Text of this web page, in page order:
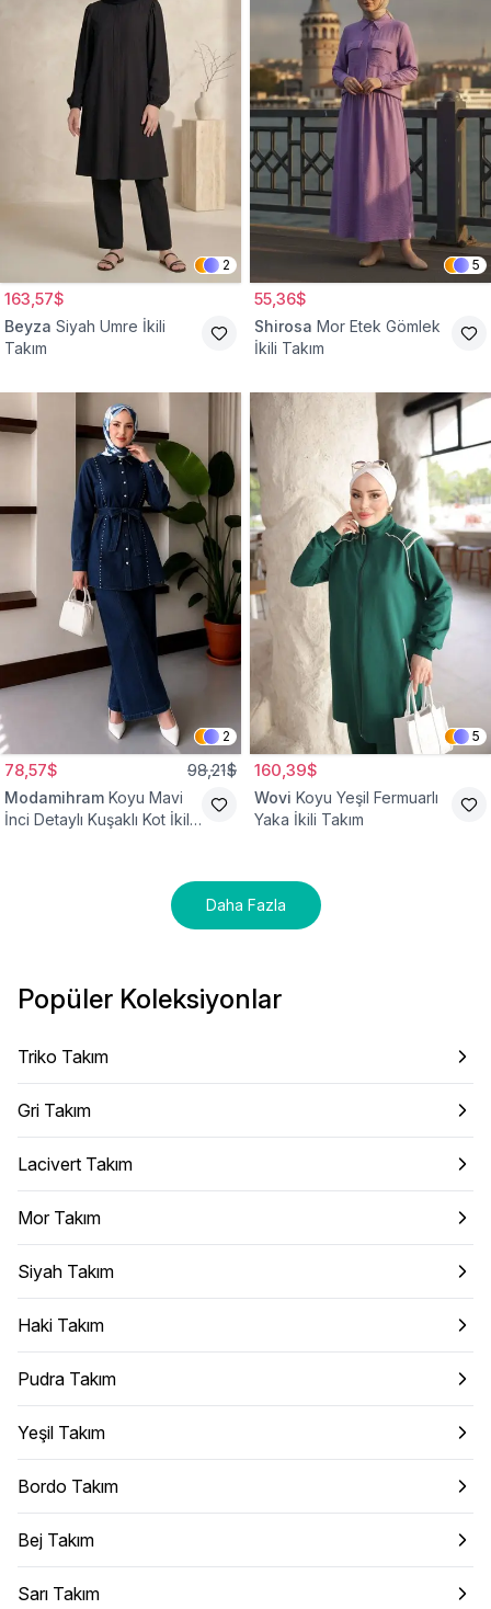
2
163,57$
Beyza Siyah Umre İkili
Takım
5
55,36$
Shirosa Mor Etek Gömlek
İkili Takım
2
78,57$ 98,21$
Modamihram Koyu Mavi
İnci Detaylı Kuşaklı Kot İkili
5
160,39$
Wovi Koyu Yeşil Fermuarlı
Yaka İkili Takım
Daha Fazla
Popüler Koleksiyonlar
Triko Takım
Gri Takım
Lacivert Takım
Mor Takım
Siyah Takım
Haki Takım
Pudra Takım
Yeşil Takım
Bordo Takım
Bej Takım
Sarı Takım